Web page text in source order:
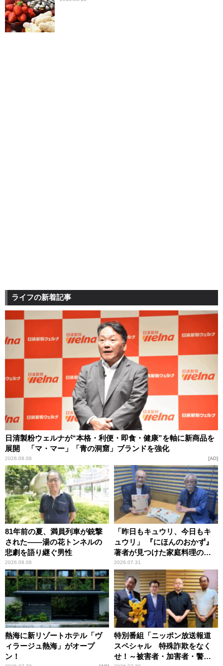
ライフの新着記事
日清製粉ウェルナが“本格・利便・即食・健康”を軸に新商品を
展開 「マ・マー」「青の洞窟」ブランドを強化
2026.08.06 AD
81年前の夏、満員列車が銃撃
された――湯の花トンネルの
悲劇を語り継ぐ男性
2026.08.06
「昨日もキュウリ、今日もキ
ュウリ」 『にほんのおかず』
著者が見つけた家庭料理の知
恵
2026.07.31
熱海に新リゾートホテル「ヴ
ィラージュ熱海」がオープ
ン！
特別番組「ニッポン放送報道
スペシャル 特殊詐欺をなく
せ！～被害者・加害者・警視